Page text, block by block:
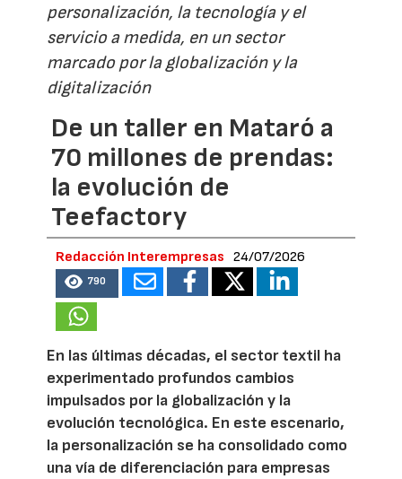
personalización, la tecnología y el
servicio a medida, en un sector
marcado por la globalización y la
digitalización
De un taller en Mataró a
70 millones de prendas:
la evolución de
Teefactory
Redacción Interempresas 24/07/2026
790
En las últimas décadas, el sector textil ha
experimentado profundos cambios
impulsados por la globalización y la
evolución tecnológica. En este escenario,
la personalización se ha consolidado como
una vía de diferenciación para empresas